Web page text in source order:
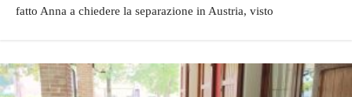
fatto Anna a chiedere la separazione in Austria, visto